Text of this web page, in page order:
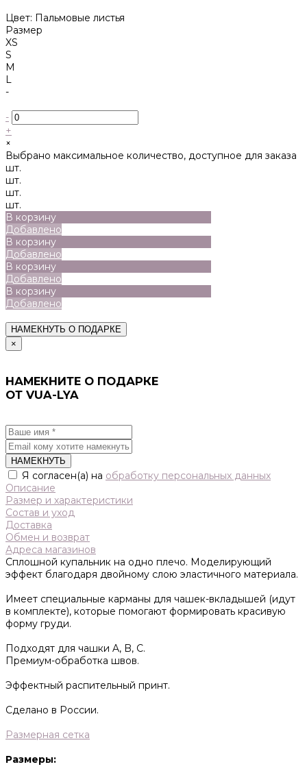
Цвет: Пальмовые листья
Размер
XS
S
M
L
-
-
+
×
Выбрано максимальное количество, доступное для заказа
шт.
шт.
шт.
шт.
В корзину
Добавлено
В корзину
Добавлено
В корзину
Добавлено
В корзину
Добавлено
НАМЕКНУТЬ О ПОДАРКЕ
×
НАМЕКНИТЕ О ПОДАРКЕ
ОТ VUA-LYA
НАМЕКНУТЬ
Я согласен(а) на обработку персональных данных
Описание
Размер и характеристики
Состав и уход
Доставка
Обмен и возврат
Адреса магазинов
Сплошной купальник на одно плечо. Моделирующий
эффект благодаря двойному слою эластичного материала.
Имеет специальные карманы для чашек-вкладышей (идут
в комплекте), которые помогают формировать красивую
форму груди.
Подходят для чашки A, B, C.
Премиум-обработка швов.
Эффектный распительный принт.
Сделано в России.
Размерная сетка
Размеры: